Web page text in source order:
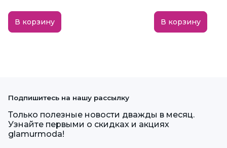
В корзину В корзину
Подпишитесь на нашу рассылку
Только полезные новости дважды в месяц.
Узнайте первыми о скидках и акциях
glamurmoda!